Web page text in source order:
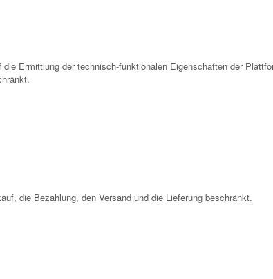
Ermittlung der technisch-funktionalen Eigenschaften der
die Bezahlung, den Versand und die Lieferung beschränkt.